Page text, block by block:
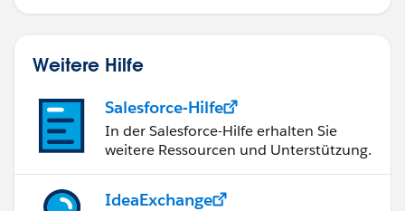
Weitere Hilfe
Salesforce-Hilfe
In der Salesforce-Hilfe erhalten Sie
weitere Ressourcen und Unterstützung.
IdeaExchange